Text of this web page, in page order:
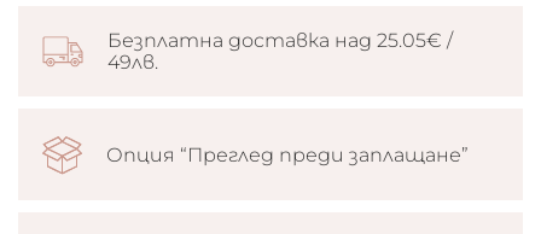
Безплатна доставка над 25.05€ /
49лв.
Опция “Преглед преди заплащане”